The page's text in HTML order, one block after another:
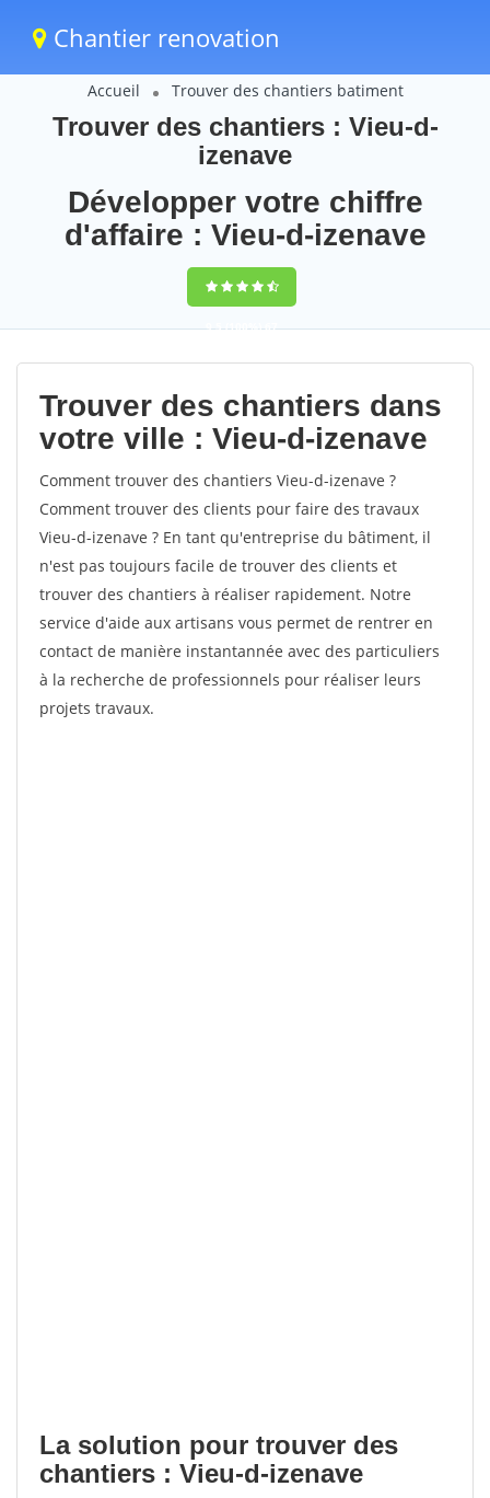
Chantier renovation
Accueil Trouver des chantiers batiment
Trouver des chantiers : Vieu-d-
izenave
Développer votre chiffre
d'affaire : Vieu-d-izenave
9,5(100%)67
votes
Trouver des chantiers dans
votre ville : Vieu-d-izenave
Comment trouver des chantiers Vieu-d-izenave ?
Comment trouver des clients pour faire des travaux
Vieu-d-izenave ? En tant qu'entreprise du bâtiment, il
n'est pas toujours facile de trouver des clients et
trouver des chantiers à réaliser rapidement. Notre
service d'aide aux artisans vous permet de rentrer en
contact de manière instantannée avec des particuliers
à la recherche de professionnels pour réaliser leurs
projets travaux.
La solution pour trouver des
chantiers : Vieu-d-izenave